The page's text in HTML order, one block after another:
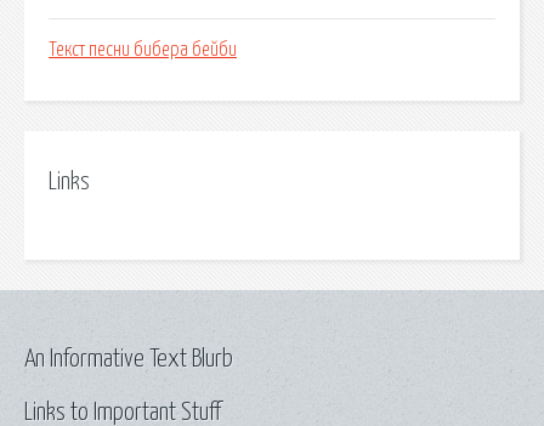
Текст песни бибера бейби
Links
Links to Important Stuff
An Informative Text Blurb